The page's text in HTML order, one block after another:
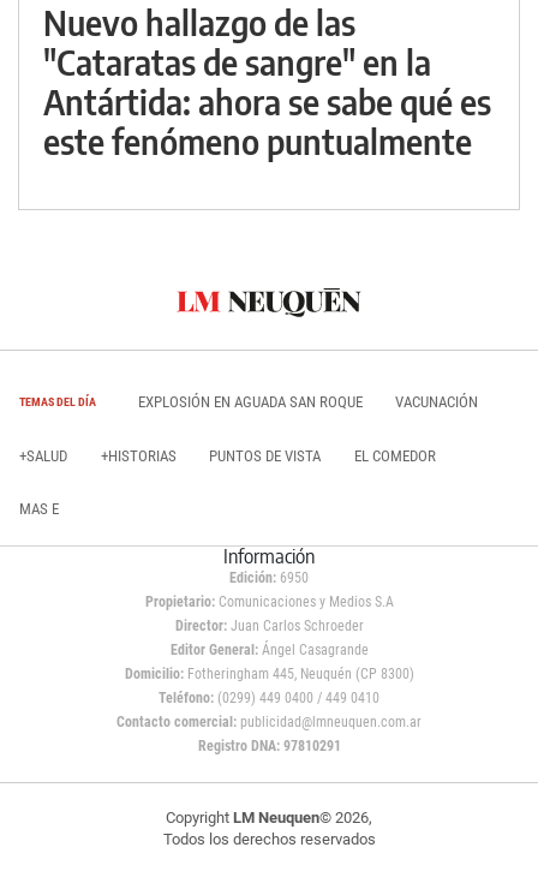
Nuevo hallazgo de las
"Cataratas de sangre" en la
Antártida: ahora se sabe qué es
este fenómeno puntualmente
TEMAS DEL DÍA EXPLOSIÓN EN AGUADA SAN ROQUE VACUNACIÓN
+SALUD +HISTORIAS PUNTOS DE VISTA EL COMEDOR
MAS E
Información
Edición: 6950
Propietario:Comunicaciones y Medios S.A
Director: Juan Carlos Schroeder
Editor General:Ángel Casagrande
Domicilio:Fotheringham 445, Neuquén (CP 8300)
Teléfono: (0299) 449 0400 / 449 0410
Contacto comercial: publicidad@lmneuquen.com.ar
Registro DNA: 97810291
Copyright LM Neuquen© 2026,
Todos los derechos reservados